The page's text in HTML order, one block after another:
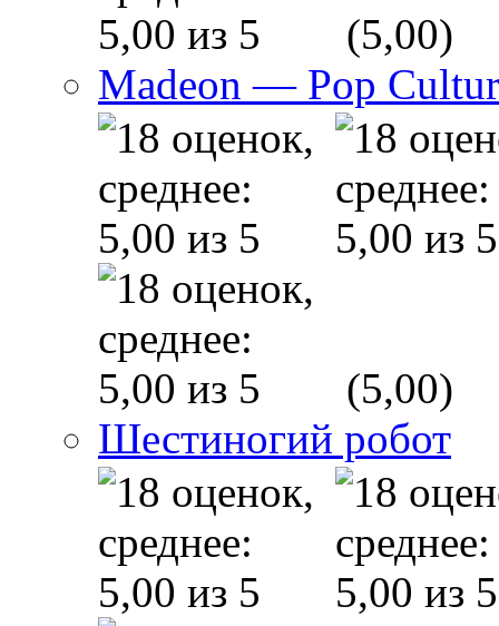
(5,00)
Madeon — Pop
(5,00)
Шестиногий робот